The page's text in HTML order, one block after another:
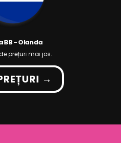
BB - Olanda
prețuri mai jos.
→